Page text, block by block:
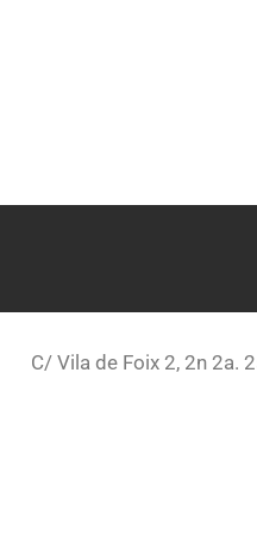
C/ Vila de Foix 2, 2n 2a.